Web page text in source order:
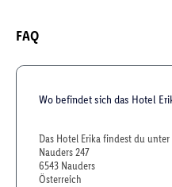
FAQ
Wo befindet sich das Hotel
Das Hotel Erika findest du
Nauders 247
6543 Nauders
Österreich